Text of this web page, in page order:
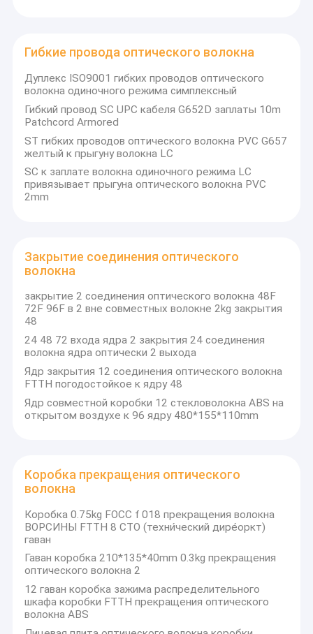
Дом
Продукты
О нас
Гибкие провода оптического волокна
Дуплекс ISO9001 гибких проводов оптического
волокна одиночного режима симплексный
Гибкий провод SC UPC кабеля G652D заплаты 10m
Patchcord Armored
ST гибких проводов оптического волокна PVC G657
желтый к прыгуну волокна LC
SC к заплате волокна одиночного режима LC
привязывает прыгуна оптического волокна PVC
2mm
Закрытие соединения оптического
волокна
закрытие 2 соединения оптического волокна 48F
72F 96F в 2 вне совместных волокне 2kg закрытия
48
24 48 72 входа ядра 2 закрытия 24 соединения
волокна ядра оптически 2 выхода
Ядр закрытия 12 соединения оптического волокна
FTTH погодостойкое к ядру 48
Ядр совместной коробки 12 стекловолокна ABS на
открытом воздухе к 96 ядру 480*155*110mm
Коробка прекращения оптического
волокна
Коробка 0.75kg FOCC f 018 прекращения волокна
ВОРСИНЫ FTTH 8 CTO (техни́ческий дире́оркт)
гаван
Гаван коробка 210*135*40mm 0.3kg прекращения
оптического волокна 2
12 гаван коробка зажима распределительного
шкафа коробки FTTH прекращения оптического
волокна ABS
Чэнду фокуса CO. материалов инфра, Ltd торговая
компания глобального бизнеса. Компания расположена в
равнине Чэнду, которая как «земля обилия», красивая
столица Сычуань Провинци-Чэнду. Компания
сфокусировала на поле сетей волокна оптически и передачи